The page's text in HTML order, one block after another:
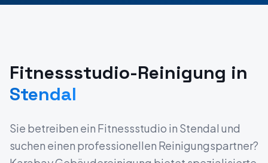
Fitnessstudio-Reinigung in
Stendal
Sie betreiben ein Fitnessstudio in Stendal und
suchen einen professionellen Reinigungspartner?